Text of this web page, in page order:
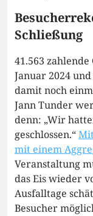
Schließung
41.563 zahlende
Januar 2024
damit noch
Jann Tunder
denn: „Wir
geschlossen.“
mit einem
Veranstaltung
das Eis wieder
Ausfalltage
Besucher